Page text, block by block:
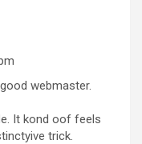
webmaster.
It kond oof feels
trick.